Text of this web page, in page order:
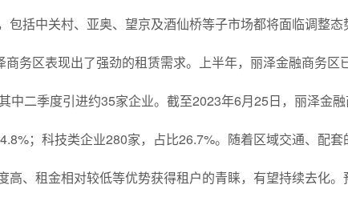
包括中关村、亚奥、望京及酒仙桥等子市场都将面临调整态
商务区表现出了强劲的租赁需求。上半年，丽泽金融商务
中二季度引进约35家企业。截至2023年6月25日，丽泽金
；科技类企业280家，占比26.7%。随着区域交通、配
高、租金相对较低等优势获得租户的青睐，有望持续去化